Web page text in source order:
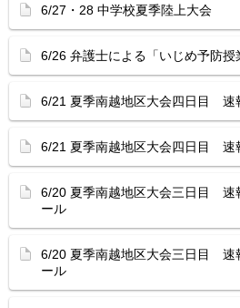
6/27・28 中学校夏季陸上大会
6/26 弁護士による「いじめ予防授
6/21 夏季南越地区大会四日目
6/21 夏季南越地区大会四日目
6/20 夏季南越地区大会三日目 速
ール
6/20 夏季南越地区大会三日目 速
ール